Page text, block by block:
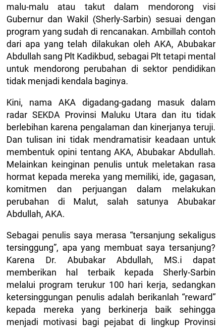
malu-malu atau takut dalam mendorong visi
Gubernur dan Wakil (Sherly-Sarbin) sesuai dengan
program yang sudah di rencanakan. Ambillah contoh
dari apa yang telah dilakukan oleh AKA, Abubakar
Abdullah sang Plt Kadikbud, sebagai Plt tetapi mental
untuk mendorong perubahan di sektor pendidikan
tidak menjadi kendala baginya.
Kini, nama AKA digadang-gadang masuk dalam
radar SEKDA Provinsi Maluku Utara dan itu tidak
berlebihan karena pengalaman dan kinerjanya teruji.
Dan tulisan ini tidak mendramatisir keadaan untuk
membentuk opini tentang AKA, Abubakar Abdullah.
Melainkan keinginan penulis untuk meletakan rasa
hormat kepada mereka yang memiliki, ide, gagasan,
komitmen dan perjuangan dalam melakukan
perubahan di Malut, salah satunya Abubakar
Abdullah, AKA.
Sebagai penulis saya merasa “tersanjung sekaligus
tersinggung”, apa yang membuat saya tersanjung?
Karena Dr. Abubakar Abdullah, MS.i dapat
memberikan hal terbaik kepada Sherly-Sarbin
melalui program terukur 100 hari kerja, sedangkan
ketersinggungan penulis adalah berikanlah “reward”
kepada mereka yang berkinerja baik sehingga
menjadi motivasi bagi pejabat di lingkup Provinsi